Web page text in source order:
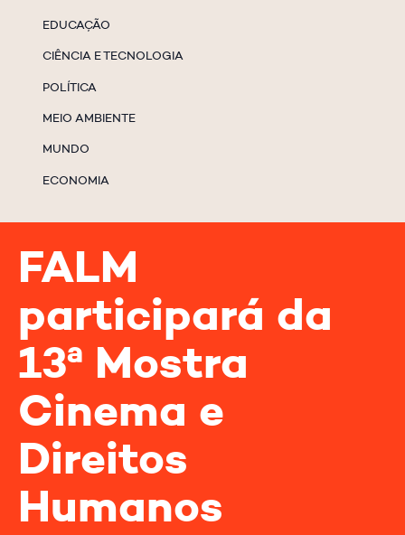
EDUCAÇÃO
CIÊNCIA E TECNOLOGIA
POLÍTICA
MEIO AMBIENTE
MUNDO
ECONOMIA
FALM
participará da
13ª Mostra
Cinema e
Direitos
Humanos